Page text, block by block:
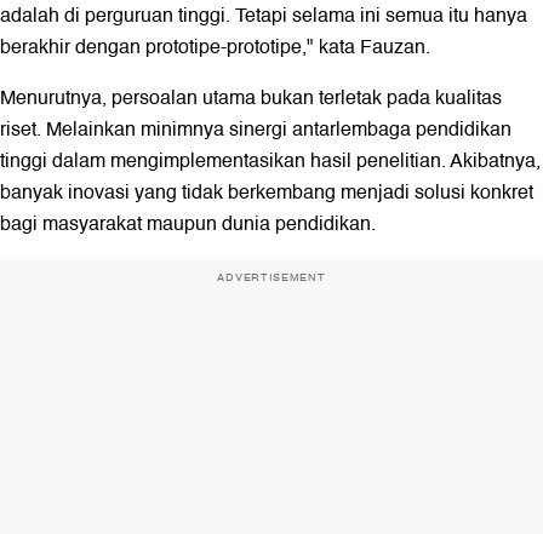
adalah di perguruan tinggi. Tetapi selama ini semua itu hanya
berakhir dengan prototipe-prototipe," kata Fauzan.
Menurutnya, persoalan utama bukan terletak pada kualitas
riset. Melainkan minimnya sinergi antarlembaga pendidikan
tinggi dalam mengimplementasikan hasil penelitian. Akibatnya,
banyak inovasi yang tidak berkembang menjadi solusi konkret
bagi masyarakat maupun dunia pendidikan.
ADVERTISEMENT